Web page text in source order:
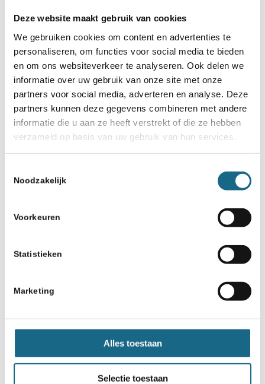
Deze website maakt gebruik van cookies
We gebruiken cookies om content en advertenties te
personaliseren, om functies voor social media te bieden
en om ons websiteverkeer te analyseren. Ook delen we
informatie over uw gebruik van onze site met onze
partners voor social media, adverteren en analyse. Deze
partners kunnen deze gegevens combineren met andere
informatie die u aan ze heeft verstrekt of die ze hebben
verzameld op basis van uw gebruik van hun services.
Noodzakelijk
Voorkeuren
Statistieken
Marketing
Alles toestaan
Selectie toestaan
Schoolschaak Christmas Cup
Schaken.nl wordt mede mogelijk gemaakt